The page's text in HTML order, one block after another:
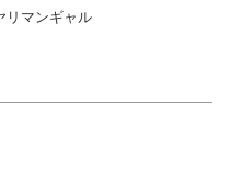
リマンギャル